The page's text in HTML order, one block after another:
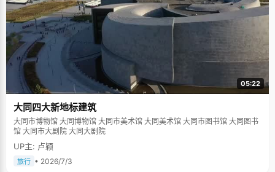
05:22
大同四大新地标建筑
大同市博物馆 大同博物馆 大同市美术馆 大同美术馆 大同市图书馆 大同图书
馆 大同市大剧院 大同大剧院
UP主: 卢颖
旅行 • 2026/7/3